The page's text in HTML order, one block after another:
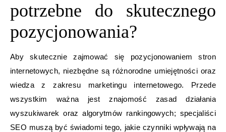
potrzebne do skutecznego
pozycjonowania?
Aby skutecznie zajmować się pozycjonowaniem stron
internetowych, niezbędne są różnorodne umiejętności oraz
wiedza z zakresu marketingu internetowego. Przede
wszystkim ważna jest znajomość zasad działania
wyszukiwarek oraz algorytmów rankingowych; specjaliści
SEO muszą być świadomi tego, jakie czynniki wpływają na